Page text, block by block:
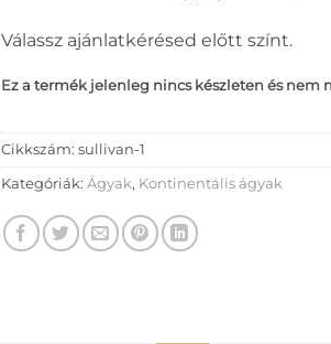
Válassz ajánlatkérésed előtt színt.
Ez a termék jelenleg nincs készleten és nem
Cikkszám: sullivan-1
Kategóriák: Ágyak, Kontinentális ágyak